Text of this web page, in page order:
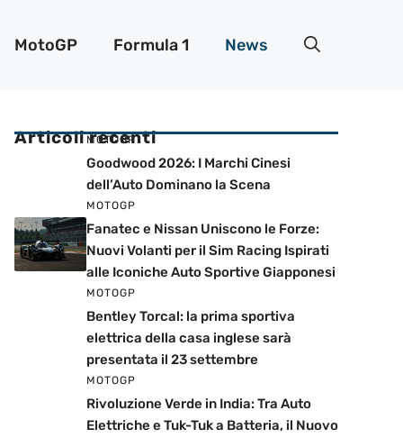
MotoGP Formula 1 News
Articoli recenti
MOTOGP
Goodwood 2026: I Marchi Cinesi
dell’Auto Dominano la Scena
MOTOGP
Fanatec e Nissan Uniscono le Forze:
Nuovi Volanti per il Sim Racing Ispirati
alle Iconiche Auto Sportive Giapponesi
MOTOGP
Bentley Torcal: la prima sportiva
elettrica della casa inglese sarà
presentata il 23 settembre
MOTOGP
Rivoluzione Verde in India: Tra Auto
Elettriche e Tuk-Tuk a Batteria, il Nuovo